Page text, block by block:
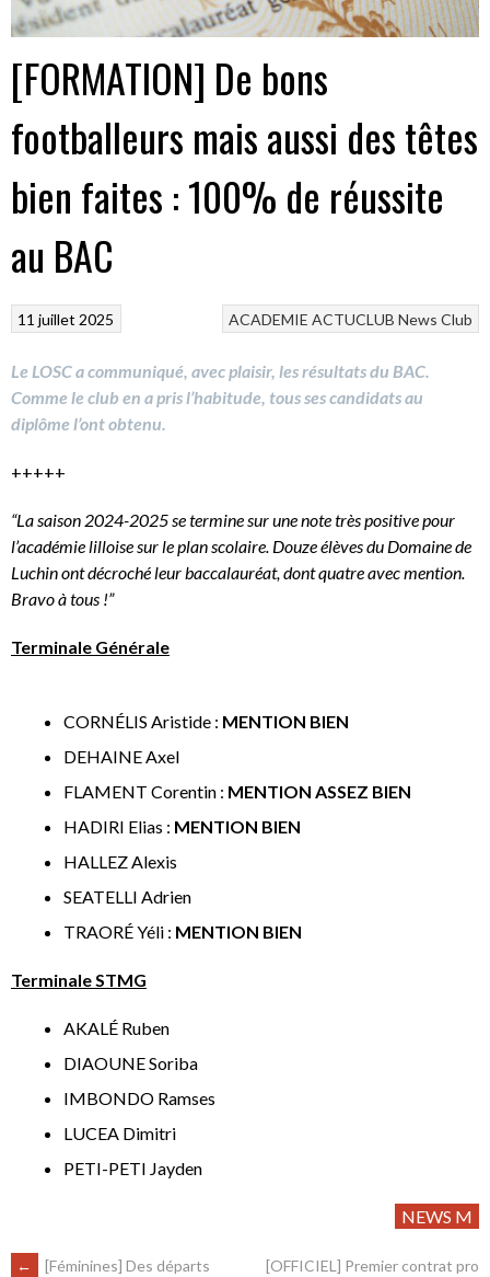
[FORMATION] De bons
footballeurs mais aussi des têtes
bien faites : 100% de réussite
au BAC
ACADEMIE ACTUCLUB News Club
11 juillet 2025
Le LOSC a communiqué, avec plaisir, les résultats du BAC.
Comme le club en a pris l’habitude, tous ses candidats au
diplôme l’ont obtenu.
+++++
“La saison 2024-2025 se termine sur une note très positive pour
l’académie lilloise sur le plan scolaire. Douze élèves du Domaine de
Luchin ont décroché leur baccalauréat, dont quatre avec mention.
Bravo à tous !”
Terminale Générale
CORNÉLIS Aristide : MENTION BIEN
DEHAINE Axel
FLAMENT Corentin : MENTION ASSEZ BIEN
HADIRI Elias : MENTION BIEN
HALLEZ Alexis
SEATELLI Adrien
TRAORÉ Yéli : MENTION BIEN
Terminale STMG
AKALÉ Ruben
DIAOUNE Soriba
IMBONDO Ramses
LUCEA Dimitri
PETI-PETI Jayden
NEWS M
←
[Féminines] Des départs
[OFFICIEL] Premier contrat pro